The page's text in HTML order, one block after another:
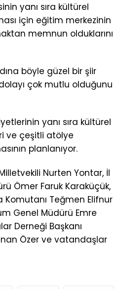
yanı sıra kültürel
için eğitim merkezinin
memnun olduklarını
böyle güzel bir şiir
çok mutlu olduğunu
yanı sıra kültürel
ve çeşitli atölye
planlanıyor.
Nurten Yontar, İl
Ömer Faruk Karaküçük,
Komutanı Teğmen Elifnur
Genel Müdürü Emre
Derneği Başkanı
Özer ve vatandaşlar